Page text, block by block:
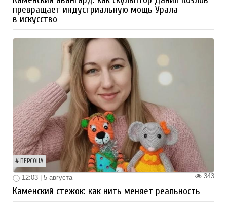
превращает индустриальную мощь Урала
в искусство
ПЕРСОНА
343
12:03 | 5 августа
Каменский стежок: как нить меняет реальность